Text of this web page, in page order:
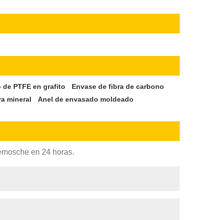
de PTFE en grafito
Envase de fibra de carbono
mineral
Anel de envasado moldeado
en 24 horas.